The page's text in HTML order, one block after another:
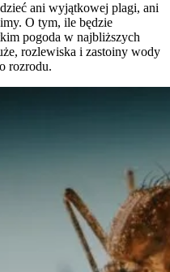
ani wyjątkowej plagi, ani
O tym, ile będzie
pogoda w najbliższych
rozlewiska i zastoiny wody
rozrodu.